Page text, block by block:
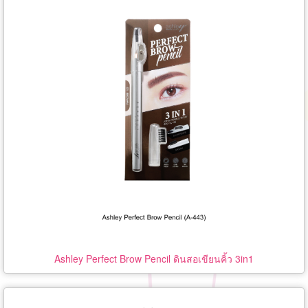
Ashley Perfect Brow Pencil ดินสอเขียนคิ้ว 3in1